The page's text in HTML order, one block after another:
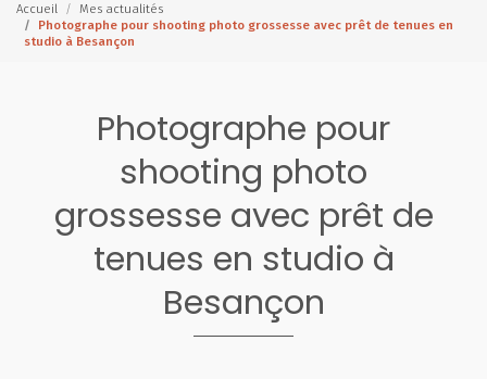
Accueil
Mes actualités
Photographe pour shooting photo grossesse avec prêt de tenues en
studio à Besançon
Photographe pour
shooting photo
grossesse avec prêt de
tenues en studio à
Besançon